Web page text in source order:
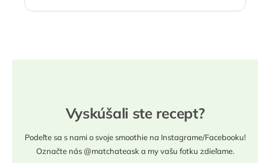
Vyskúšali ste recept?
Podeľte sa s nami o svoje smoothie na Instagrame/Facebooku!
Označte nás @matchateask a my vašu fotku zdieľame.